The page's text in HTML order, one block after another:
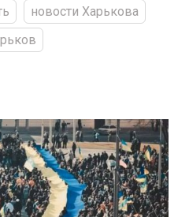
новости Харькова